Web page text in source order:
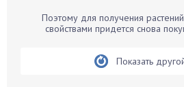
Бирючина
Поэтому для получения
свойствами придется снова
Показать